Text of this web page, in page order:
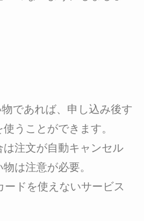
であれば、申し込み後す
うことができます。
注文が自動キャンセル
は注意が必要。
ードを使えないサービス